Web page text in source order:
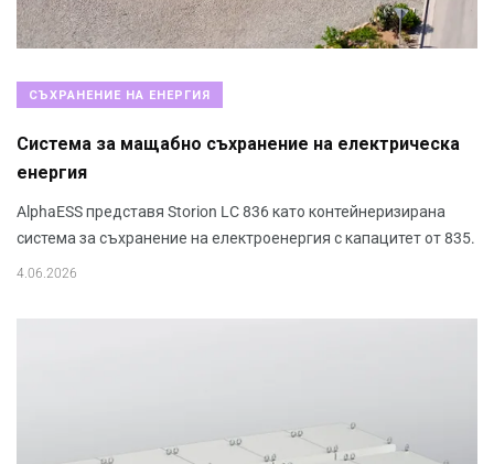
СЪХРАНЕНИЕ НА ЕНЕРГИЯ
Система за мащабно съхранение на електрическа
енергия
AlphaESS представя Storion LC 836 като контейнеризирана
система за съхранение на електроенергия с капацитет от 835.
4.06.2026